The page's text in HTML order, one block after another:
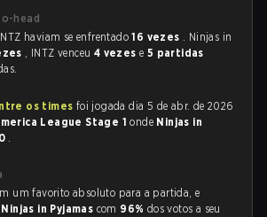
head
haviam se enfrentado16 vezes . Ninjas in
, INTZ venceu 4 vezese 5 partidas
os times foi jogada dia 5 de abr. de 2026
League Stage 1onde Ninjas in
.
um favorito absoluto para a partida, e
Ninjas in Pyjamas com 96% dos votos a seu